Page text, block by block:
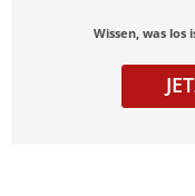
Wissen, was los